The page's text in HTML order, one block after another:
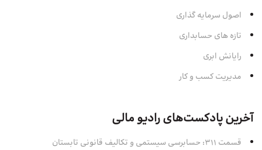
اصول سرمایه‌ گذاری
تازه های حسابداری
رایانش ابری
مدیریت کسب و کار
آخرین پادکست‌های رادیو مالی
قسمت 311: حسابرسی سیستمی و تکالیف قانونی تابستان